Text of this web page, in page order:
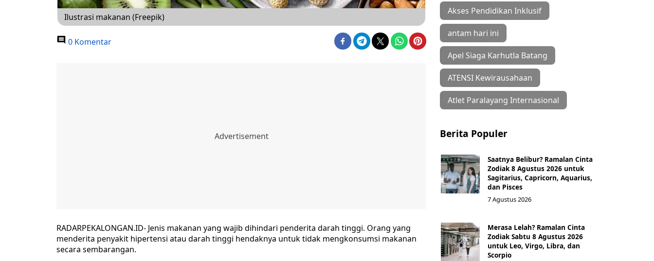
Ilustrasi makanan (Freepik)
0 Komentar
RADARPEKALONGAN.ID- Jenis makanan yang wajib dihindari penderita darah tinggi. Orang yang
menderita penyakit hipertensi atau darah tinggi hendaknya untuk tidak mengkonsumsi makanan
secara sembarangan.
Akses Pendidikan Inklusif
antam hari ini
Apel Siaga Karhutla Batang
ATENSI Kewirausahaan
Atlet Paralayang Internasional
Berita Populer
Saatnya Belibur? Ramalan Cinta
Zodiak 8 Agustus 2026 untuk
Sagitarius, Capricorn, Aquarius,
dan Pisces
7 Agustus 2026
Merasa Lelah? Ramalan Cinta
Zodiak Sabtu 8 Agustus 2026
untuk Leo, Virgo, Libra, dan
Scorpio